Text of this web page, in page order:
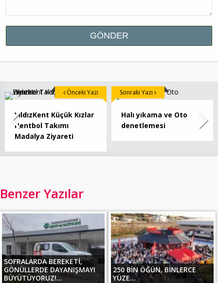
YıldızKent Küçük Kızlar
Hentbol Takımı
Madalya Ziyareti
Önceki Yazı
Halı yıkama ve Oto
denetlemesi
Sonraki Yazı
Benzer Yazılar
SOFRALARDA BEREKETİ,
GÖNÜLLERDE DAYANIŞMAYI
BÜYÜTÜYORUZ!...
250 BİN ÖĞÜN, BİNLERCE
YÜZE...